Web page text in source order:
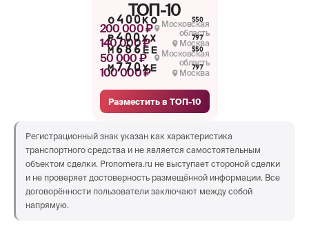
Регистрационный знак указан как характеристика
транспортного средства и не является самостоятельным
объектом сделки. Pronomera.ru не выступает стороной сделки
и не проверяет достоверность размещённой информации. Все
договорённости пользователи заключают между собой
напрямую.
ТОП-10
О400КО 550
200 000 ₽
Московская
область
Р400ХХ 797
140 000 ₽ Москва
М686ЕЕ 550
50 000 ₽
Московская
область
М770ХЕ 797
100 000 ₽ Москва
Разместить в ТОП-10